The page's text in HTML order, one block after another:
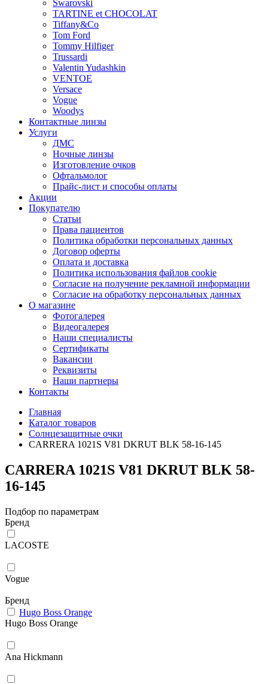
Swarovski
TARTINE et CHOCOLAT
Tiffany&Co
Tom Ford
Tommy Hilfiger
Trussardi
Valentin Yudashkin
VENTOE
Versace
Vogue
Woodys
Контактные линзы
Услуги
ДМС
Ночные линзы
Изготовление очков
Офтальмолог
Прайс-лист и способы оплаты
Акции
Покупателю
Статьи
Права пациентов
Политика обработки персональных данных
Договор оферты
Оплата и доставка
Политика использования файлов cookie
Согласие на получение рекламной информации
Согласие на обработку персональных данных
О магазине
Фотогалерея
Видеогалерея
Наши специалисты
Сертификаты
Вакансии
Реквизиты
Наши партнеры
Контакты
Главная
Каталог товаров
Солнцезащитные очки
CARRERA 1021S V81 DKRUT BLK 58-16-145
CARRERA 1021S V81 DKRUT BLK 58-
16-145
Подбор по параметрам
Бренд
LACOSTE
Vogue
Бренд
Hugo Boss Orange
Hugo Boss Orange
Ana Hickmann